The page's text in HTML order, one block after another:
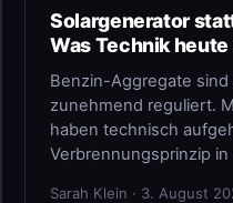
Solargenerator
Was Technik heute
Benzin-Aggregate
zunehmend reguliert.
haben technisch
Verbrennungsprinzip
Sarah Klein · 3. August